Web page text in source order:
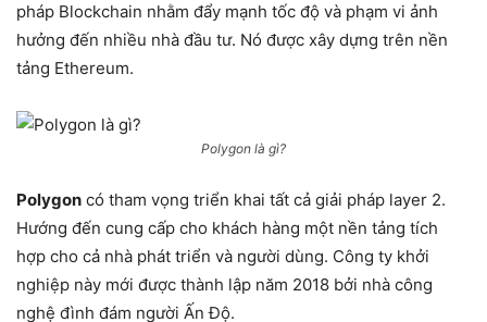
pháp Blockchain nhằm đẩy mạnh tốc độ và phạm vi ảnh
hưởng đến nhiều nhà đầu tư. Nó được xây dựng trên nền
tảng Ethereum.
Polygon là gì?
Polygon có tham vọng triển khai tất cả giải pháp layer 2.
Hướng đến cung cấp cho khách hàng một nền tảng tích
hợp cho cả nhà phát triển và người dùng. Công ty khởi
nghiệp này mới được thành lập năm 2018 bởi nhà công
nghệ đình đám người Ấn Độ.